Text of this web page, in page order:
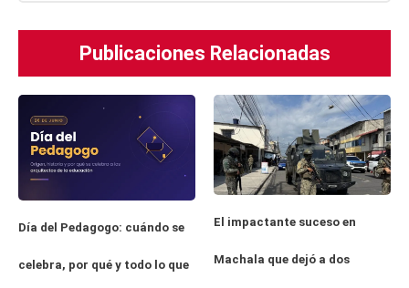
Publicaciones Relacionadas
Día del Pedagogo: cuándo se
celebra, por qué y todo lo que
El impactante suceso en
Machala que dejó a dos